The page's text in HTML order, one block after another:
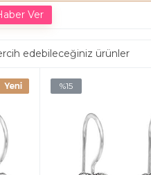
edebileceğiniz ürünler
%15